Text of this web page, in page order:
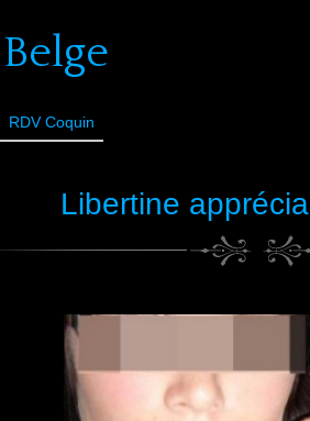
RDV Coquin
Libertine